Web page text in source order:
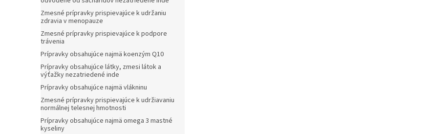
Zmesné prípravky prispievajúce k udržaniu
zdravia v menopauze
Zmesné prípravky prispievajúce k podpore
trávenia
Prípravky obsahujúce najmä koenzým Q10
Prípravky obsahujúce látky, zmesi látok a
výťažky nezatriedené inde
Prípravky obsahujúce najmä vlákninu
Zmesné prípravky prispievajúce k udržiavaniu
normálnej telesnej hmotnosti
Prípravky obsahujúce najmä omega 3 mastné
kyseliny